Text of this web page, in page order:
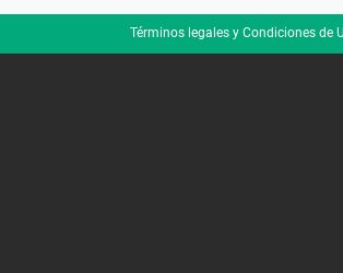
Términos legales y Condiciones de